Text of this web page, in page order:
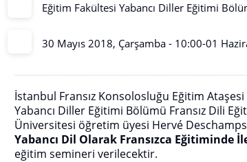
Eğitim Fakültesi Yabancı Diller Eğitimi
30 Mayıs 2018, Çarşamba - 10:00-01
İstanbul Fransız Konsolosluğu Eğitim
Yabancı Diller Eğitimi Bölümü Fransız Dili
Üniversitesi öğretim üyesi Hervé
Yabancı Dil Olarak Fransızca Eğitiminde
eğitim semineri verilecektir.